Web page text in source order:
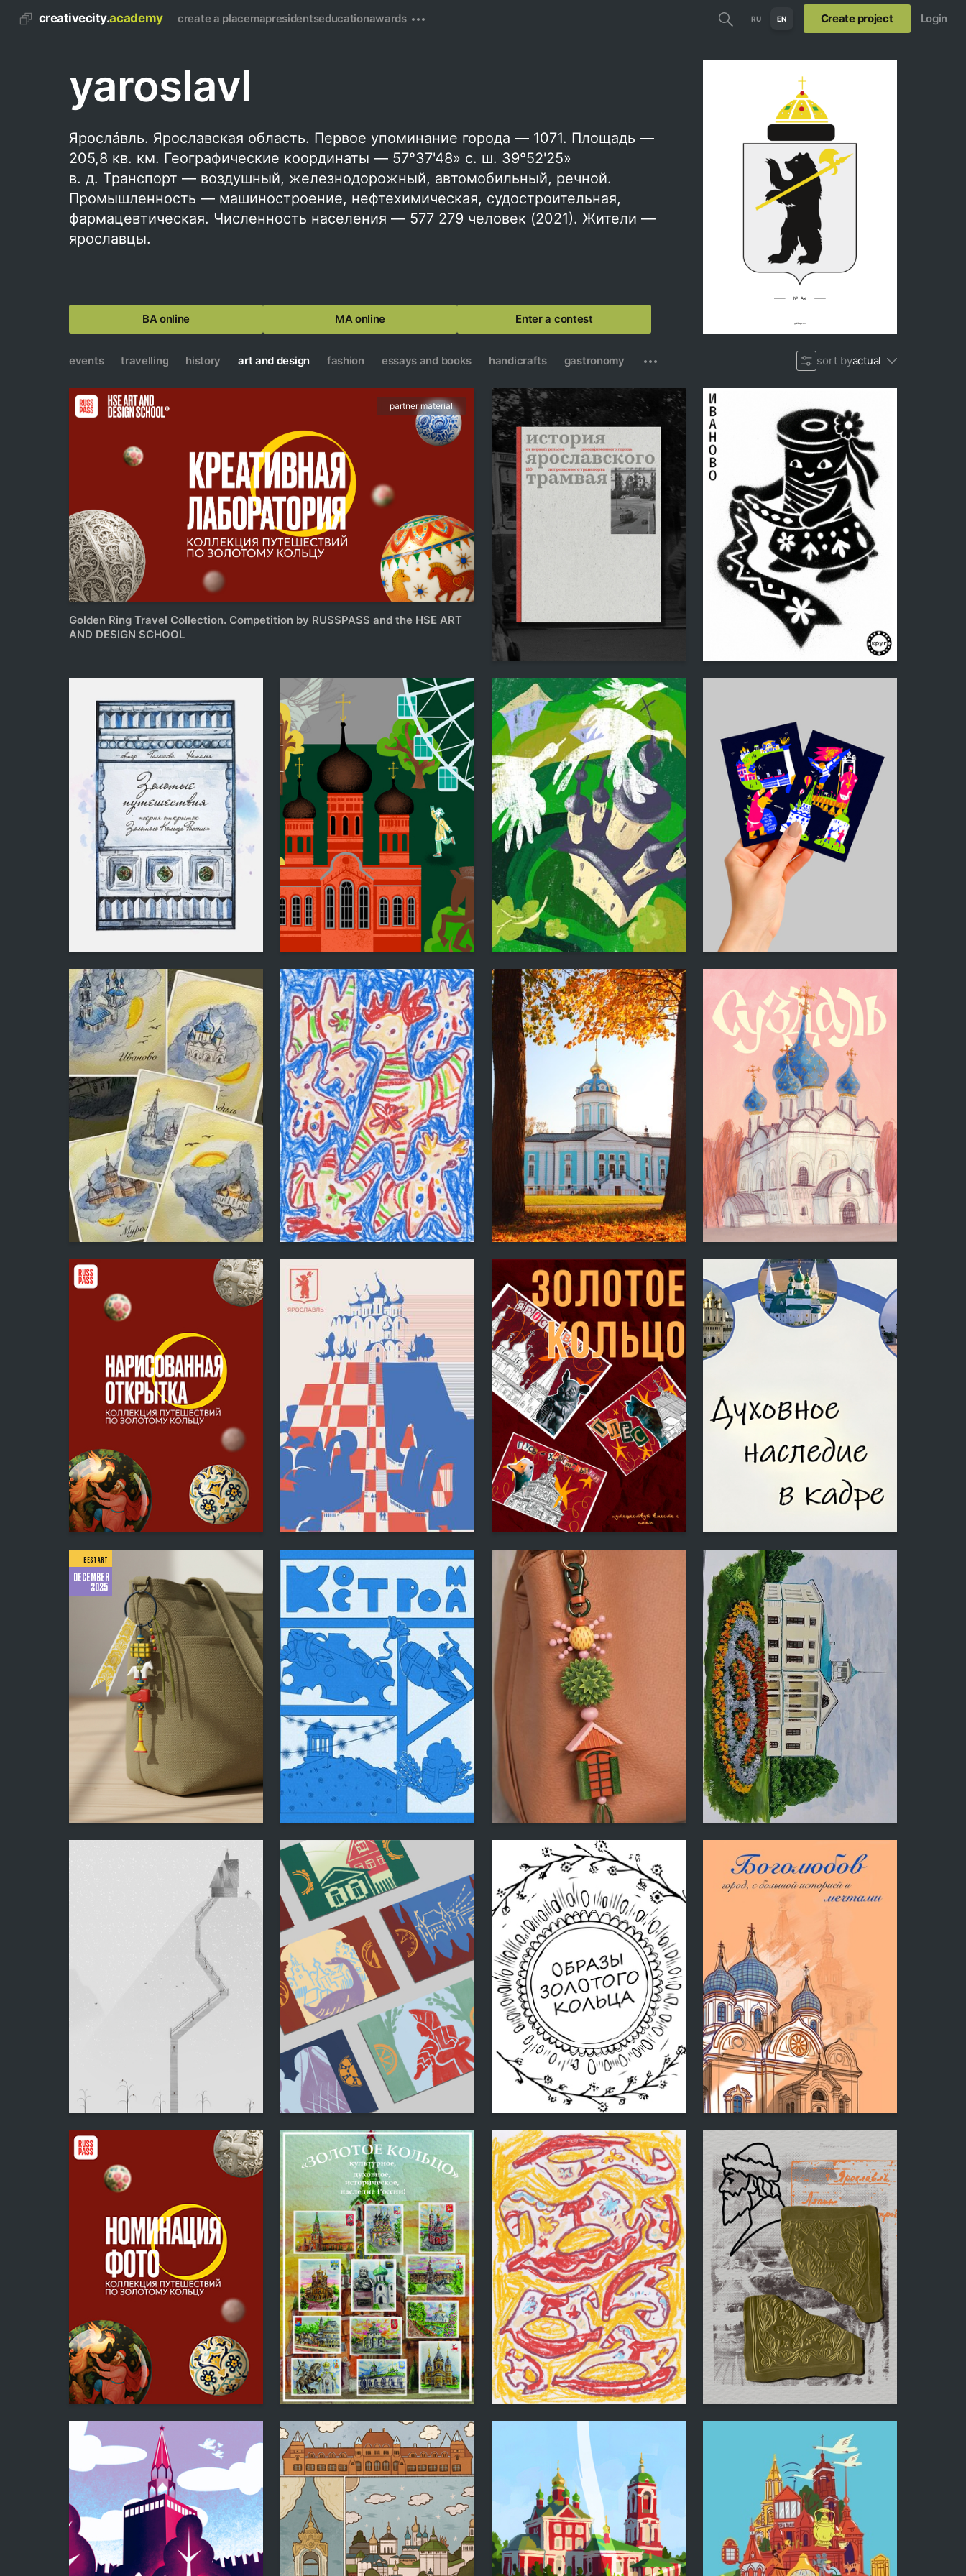
creativecity.academy create a placemapresidentseducationawards RU EN Create project Login
yaroslavl
Ярослáвль. Ярославская область. Первое упоминание города — 1071. Площадь —
205,8 кв. км. Географические координаты — 57°37'48» с. ш. 39°52'25»
в. д. Транспорт — воздушный, железнодорожный, автомобильный, речной.
Промышленность — машиностроение, нефтехимическая, судостроительная,
фармацевтическая. Численность населения — 577 279 человек (2021). Жители —
ярославцы.
BA online MA online Enter a contest
№ Ае
gallllery.com
events travelling history art and design fashion essays and books handicrafts gastronomy sort byactual
partner material
Golden Ring Travel Collection. Competition by RUSSPASS and the HSE ART
AND DESIGN SCHOOL
Ekaterina Shabashova Nadezhda Martynenko 12
Ulyana Zavgorodnyaya 11 Aleksandra Pavlova Margarita Degtyareva
Elena Ignateva 7 Ekaterina Morozova 6 Margarita Glushkova 5 Anna Nasennik 5
Mihail Maslov Lizaveta Horoshavina Mariya Plastun 4
BEST ART
DECEMBER
2025
Viktoriya Kovina 65 Sofya Katrushak Anna Zaretskaya Irina Usova
Alina Ozerova Multiple Authors Elizabet Rimm Anastasiya Mamonova
Mihail Maslov Ushakova Vladimirovna 3 Ekaterina Morozova 3 Elizaveta Lebed